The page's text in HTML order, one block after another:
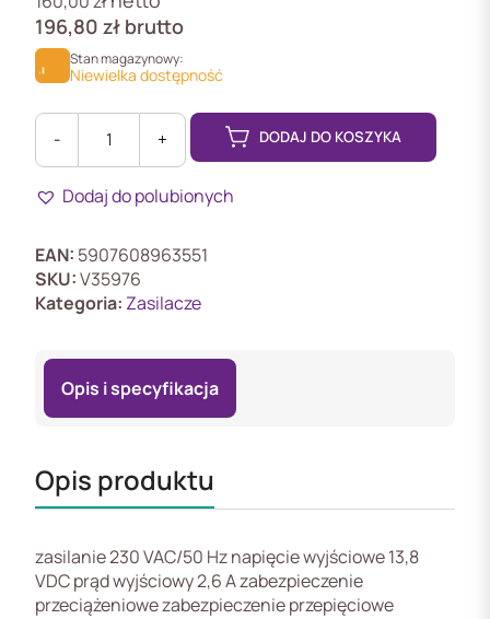
196,80 zł brutto
Stan magazynowy:
Niewielka dostępność
-
PS2D
Zasilacz
przejść
do
systemy
RACS5
+ DODAJ DO KOSZYKA
Dodaj do polubionych
EAN: 5907608963551
SKU:V35976
Kategoria: Zasilacze
Opis i specyfikacja
Opis produktu
zasilanie 230 VAC/50 Hz napięcie wyjściowe 13,8
VDC prąd wyjściowy 2,6 A zabezpieczenie
przeciążeniowe zabezpieczenie przepięciowe